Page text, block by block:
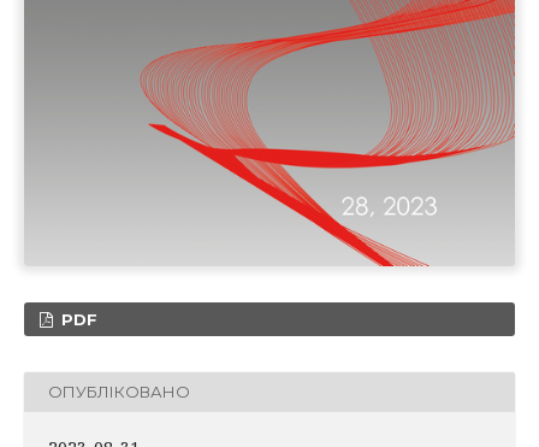
PDF
ОПУБЛІКОВАНО